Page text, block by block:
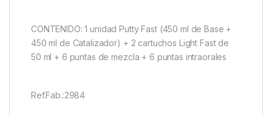
CONTENIDO: 1 unidad Putty Fast (450 ml de Base +
450 ml de Catalizador) + 2 cartuchos Light Fast de
50 ml + 6 puntas de mezcla + 6 puntas intraorales
Ref.Fab.:2984